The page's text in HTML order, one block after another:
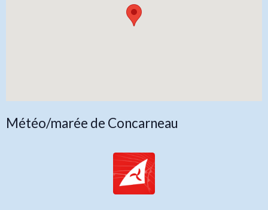
Météo/marée de Concarneau